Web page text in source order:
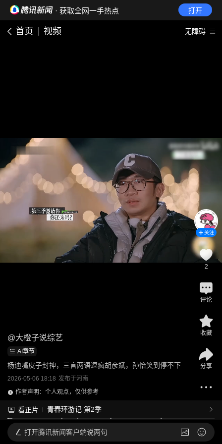
· 获取全网一手热点 打开
首页 视频 无障碍
@大橙子说综艺
AI章节
杨迪嘴皮子封神，三言两语逗疯胡彦斌，孙怡笑到停不下
2026-05-06 18:18 发布于河南
作者声明：个人观点，仅供参考
看正片 青春环游记 第2季
关注
2
评论
收藏
分享
打开腾讯新闻客户端说两句